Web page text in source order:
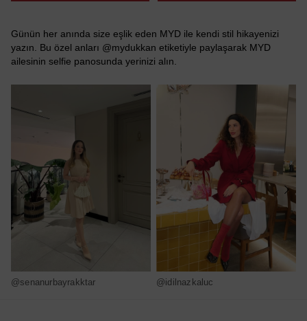
Günün her anında size eşlik eden MYD ile kendi stil hikayenizi
yazın. Bu özel anları @mydukkan etiketiyle paylaşarak MYD
ailesinin selfie panosunda yerinizi alın.
@senanurbayrakktar @idilnazkaluc